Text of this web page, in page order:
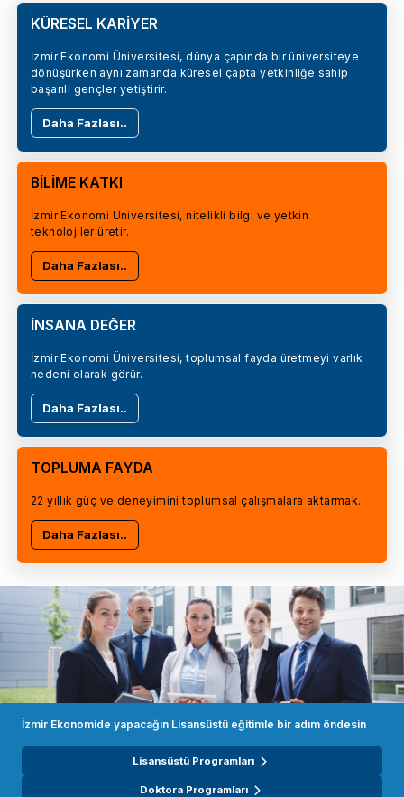
KÜRESEL KARİYER
İzmir Ekonomi Üniversitesi, dünya çapında bir üniversiteye
dönüşürken aynı zamanda küresel çapta yetkinliğe sahip
başarılı gençler yetiştirir.
Daha Fazlası..
BİLİME KATKI
İzmir Ekonomi Üniversitesi, nitelikli bilgi ve yetkin
teknolojiler üretir.
Daha Fazlası..
İNSANA DEĞER
İzmir Ekonomi Üniversitesi, toplumsal fayda üretmeyi varlık
nedeni olarak görür.
Daha Fazlası..
TOPLUMA FAYDA
22 yıllık güç ve deneyimini toplumsal çalışmalara aktarmak..
Daha Fazlası..
İzmir Ekonomide yapacağın Lisansüstü eğitimle bir adım öndesin
Lisansüstü Programları
Doktora Programları